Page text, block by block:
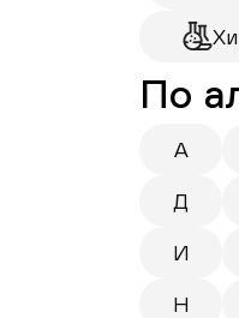
По
А
Д
И
Н